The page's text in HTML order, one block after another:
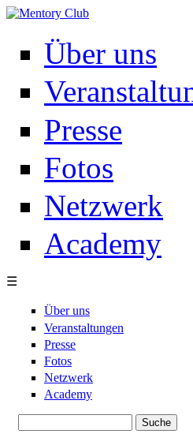
Direkt zum Inhalt
Über uns
Presse
Fotos
Netzwerk
Academy
☰
Über uns
Veranstaltungen
Presse
Fotos
Netzwerk
Academy